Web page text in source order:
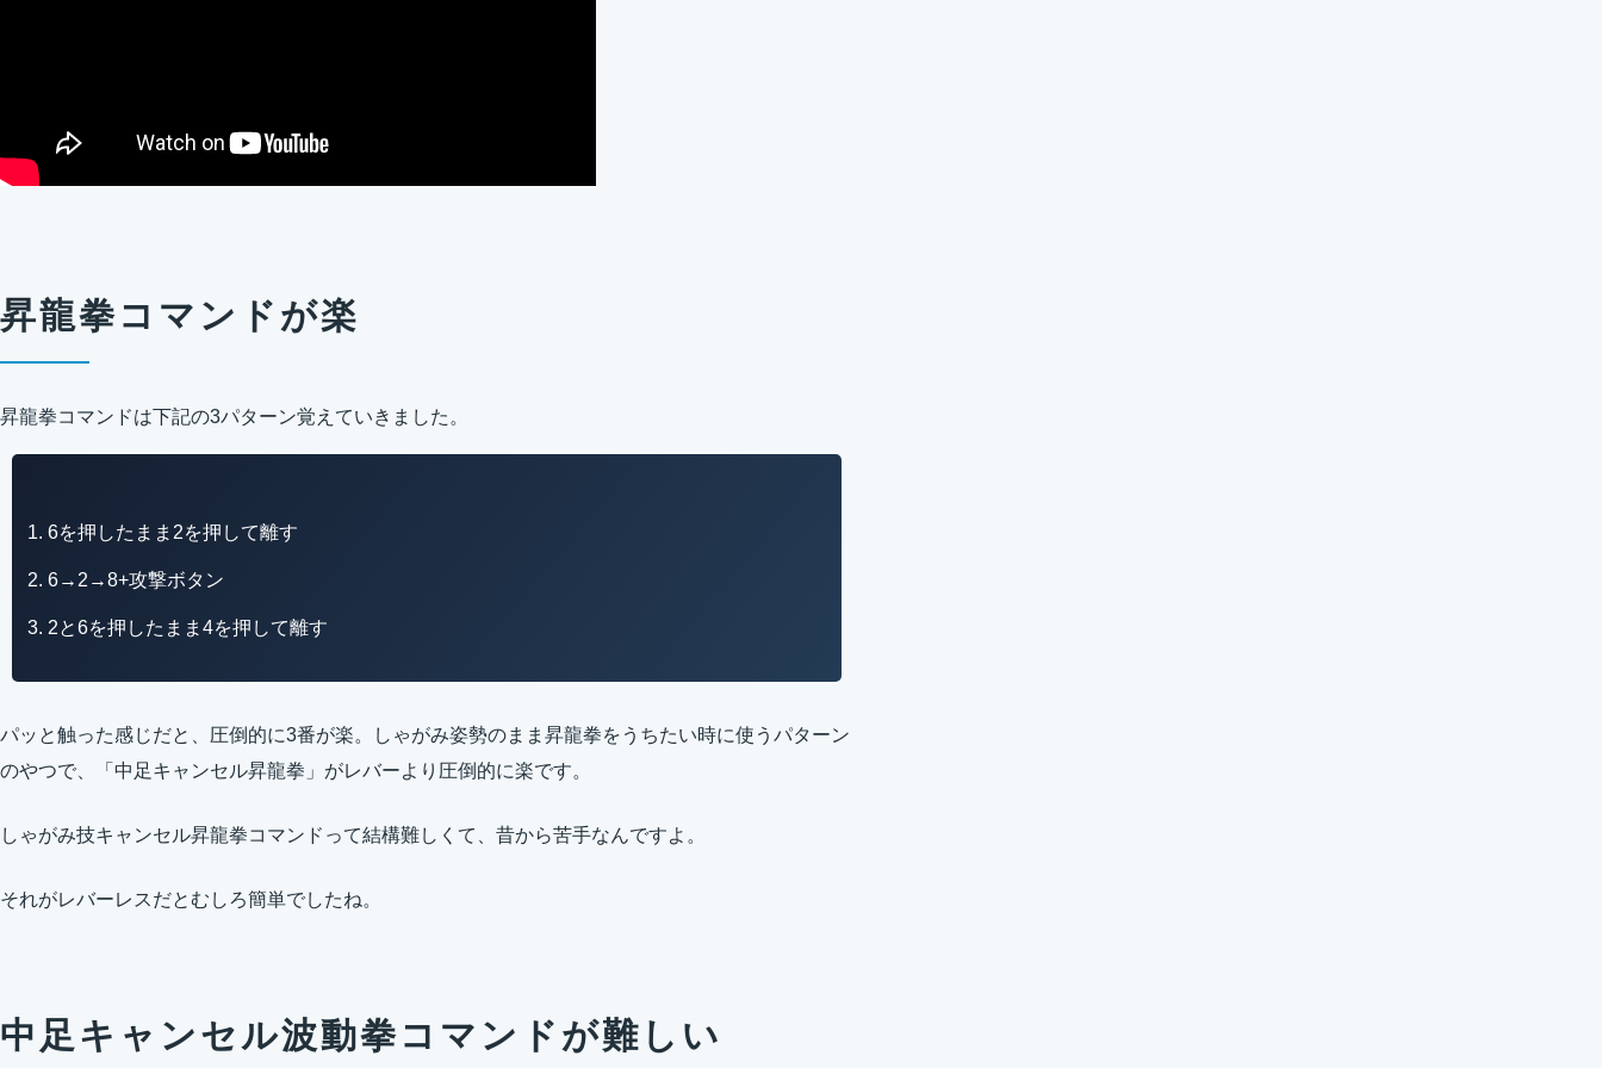
昇龍拳コマンドが楽
昇龍拳コマンドは下記の3パターン覚えていきました。
6を押したまま2を押して離す
6→2→8+攻撃ボタン
2と6を押したまま4を押して離す
パッと触った感じだと、圧倒的に3番が楽。しゃがみ姿勢のまま昇龍拳をうちたい時に使うパターン
のやつで、「中足キャンセル昇龍拳」がレバーより圧倒的に楽です。
しゃがみ技キャンセル昇龍拳コマンドって結構難しくて、昔から苦手なんですよ。
それがレバーレスだとむしろ簡単でしたね。
中足キャンセル波動拳コマンドが難しい